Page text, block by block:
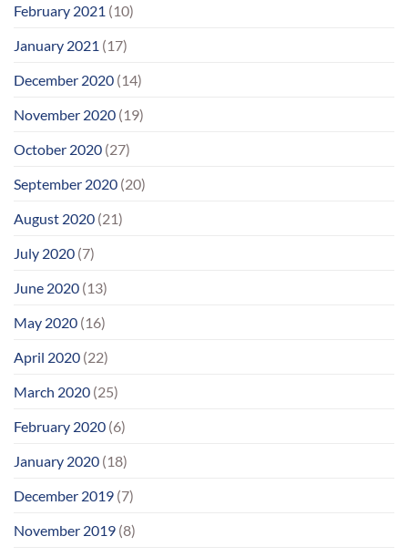
February 2021 (10)
January 2021 (17)
December 2020 (14)
November 2020 (19)
October 2020 (27)
September 2020 (20)
August 2020 (21)
July 2020 (7)
June 2020 (13)
May 2020 (16)
April 2020 (22)
March 2020 (25)
February 2020 (6)
January 2020 (18)
December 2019 (7)
November 2019 (8)